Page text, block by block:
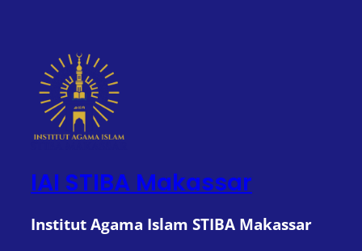
IAI STIBA Makassar
Institut Agama Islam STIBA Makassar